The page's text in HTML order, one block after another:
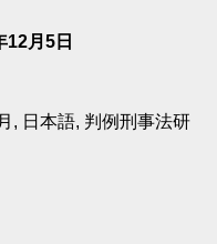
12月5日
, 日本語, 判例刑事法研